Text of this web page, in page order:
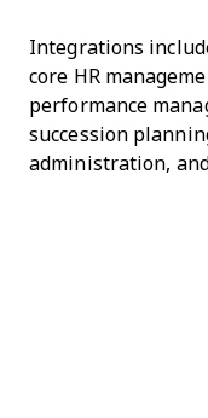
Integrations
core HR
performance
succession
administration,